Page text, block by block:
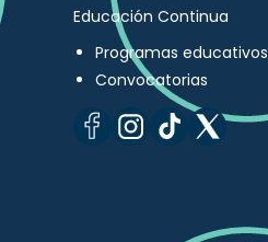
Educación Continua
Programas educativos
Convocatorias